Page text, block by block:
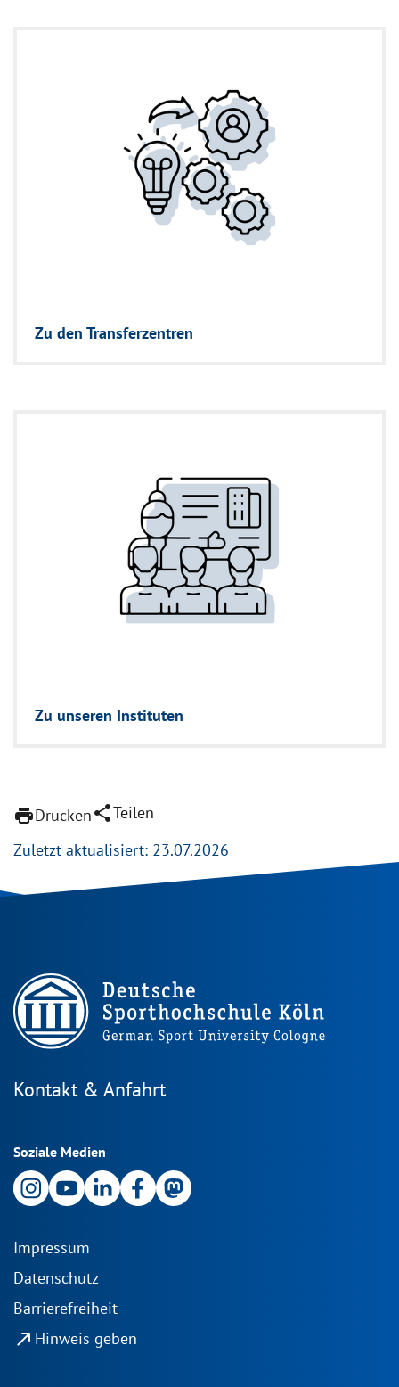
Zu den Transferzentren
Zu unseren Instituten
printDruckenshareTeilen
Zuletzt aktualisiert: 23.07.2026
Kontakt & Anfahrt
Soziale Medien
Impressum
Datenschutz
Barrierefreiheit
north_east Hinweis geben